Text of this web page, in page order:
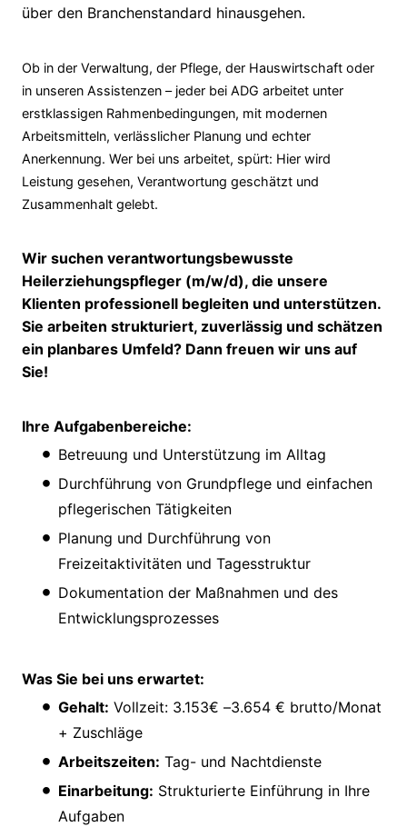
über den Branchenstandard hinausgehen.
Ob in der Verwaltung, der Pflege, der Hauswirtschaft oder
in unseren Assistenzen – jeder bei ADG arbeitet unter
erstklassigen Rahmenbedingungen, mit modernen
Arbeitsmitteln, verlässlicher Planung und echter
Anerkennung. Wer bei uns arbeitet, spürt: Hier wird
Leistung gesehen, Verantwortung geschätzt und
Zusammenhalt gelebt.
Wir suchen verantwortungsbewusste
Heilerziehungspfleger (m/w/d), die unsere
Klienten professionell begleiten und unterstützen.
Sie arbeiten strukturiert, zuverlässig und schätzen
ein planbares Umfeld? Dann freuen wir uns auf
Sie!
Ihre Aufgabenbereiche:
Betreuung und Unterstützung im Alltag
Durchführung von Grundpflege und einfachen
pflegerischen Tätigkeiten
Planung und Durchführung von
Freizeitaktivitäten und Tagesstruktur
Dokumentation der Maßnahmen und des
Entwicklungsprozesses
Was Sie bei uns erwartet:
Gehalt: Vollzeit: 3.153€ –3.654 € brutto/Monat
+ Zuschläge
Arbeitszeiten: Tag- und Nachtdienste
Einarbeitung: Strukturierte Einführung in Ihre
Aufgaben